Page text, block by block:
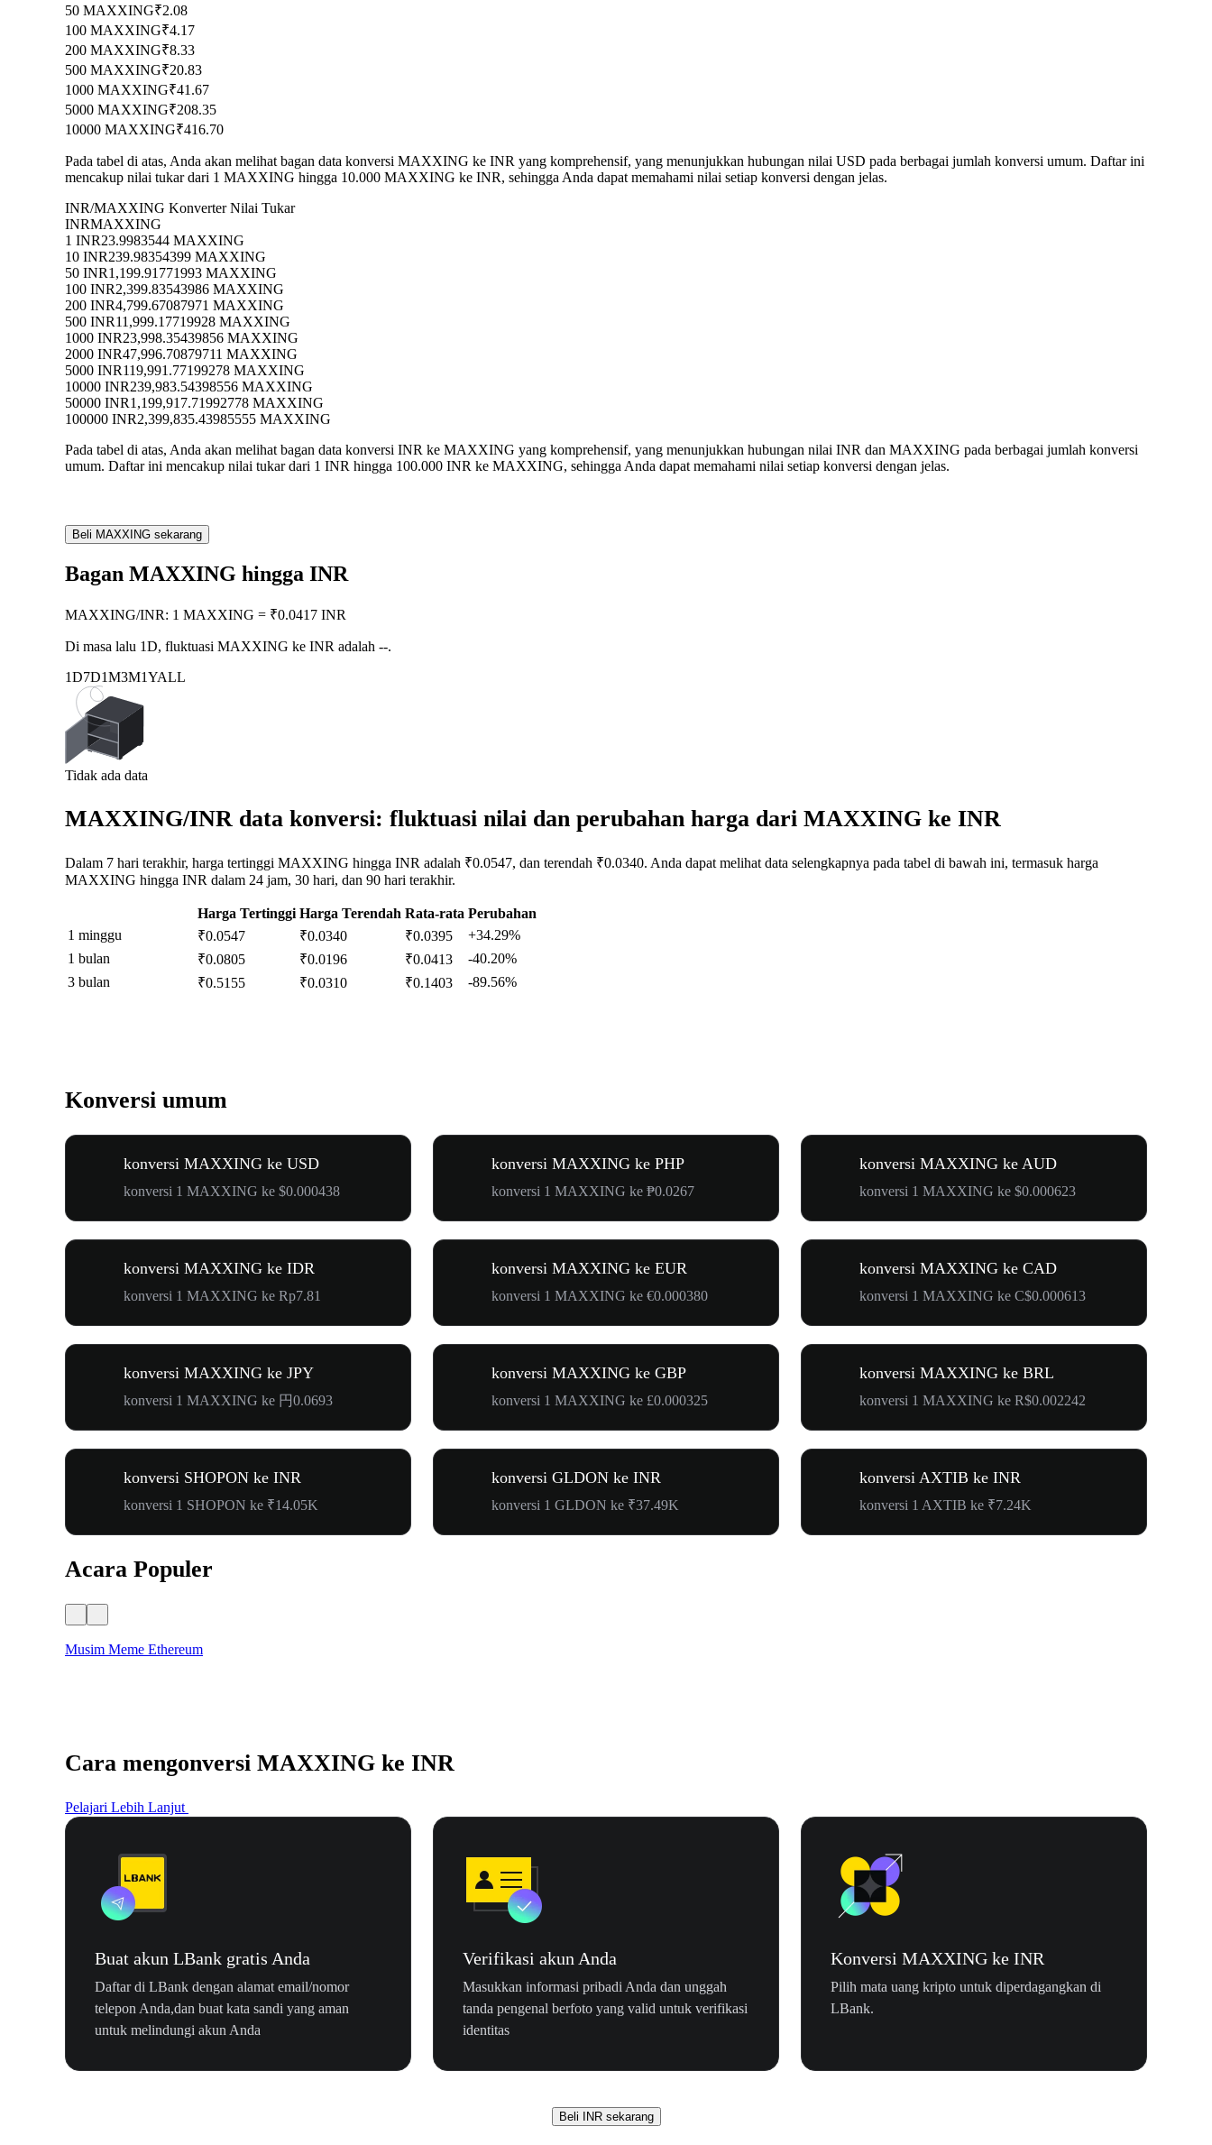
50 MAXXING₹2.08
100 MAXXING₹4.17
200 MAXXING₹8.33
500 MAXXING₹20.83
1000 MAXXING₹41.67
5000 MAXXING₹208.35
10000 MAXXING₹416.70
Pada tabel di atas, Anda akan melihat bagan data konversi MAXXING ke INR yang komprehensif, yang menunjukkan hubungan nilai USD pada berbagai jumlah konversi umum. Daftar ini
mencakup nilai tukar dari 1 MAXXING hingga 10.000 MAXXING ke INR, sehingga Anda dapat memahami nilai setiap konversi dengan jelas.
INR/MAXXING Konverter Nilai Tukar
INRMAXXING
1 INR23.9983544 MAXXING
10 INR239.98354399 MAXXING
50 INR1,199.91771993 MAXXING
100 INR2,399.83543986 MAXXING
200 INR4,799.67087971 MAXXING
500 INR11,999.17719928 MAXXING
1000 INR23,998.35439856 MAXXING
2000 INR47,996.70879711 MAXXING
5000 INR119,991.77199278 MAXXING
10000 INR239,983.54398556 MAXXING
50000 INR1,199,917.71992778 MAXXING
100000 INR2,399,835.43985555 MAXXING
Pada tabel di atas, Anda akan melihat bagan data konversi INR ke MAXXING yang komprehensif, yang menunjukkan hubungan nilai INR dan MAXXING pada berbagai jumlah konversi
umum. Daftar ini mencakup nilai tukar dari 1 INR hingga 100.000 INR ke MAXXING, sehingga Anda dapat memahami nilai setiap konversi dengan jelas.
Beli MAXXING sekarang
Bagan MAXXING hingga INR
MAXXING/INR: 1 MAXXING = ₹0.0417 INR
Di masa lalu 1D, fluktuasi MAXXING ke INR adalah --.
1D7D1M3M1YALL
Tidak ada data
MAXXING/INR data konversi: fluktuasi nilai dan perubahan harga dari MAXXING ke INR
Dalam 7 hari terakhir, harga tertinggi MAXXING hingga INR adalah ₹0.0547, dan terendah ₹0.0340. Anda dapat melihat data selengkapnya pada tabel di bawah ini, termasuk harga
MAXXING hingga INR dalam 24 jam, 30 hari, dan 90 hari terakhir.
Harga Tertinggi Harga Terendah Rata-rata Perubahan
1 minggu
₹0.0547 ₹0.0340 ₹0.0395
+34.29%
1 bulan
₹0.0805 ₹0.0196 ₹0.0413
-40.20%
3 bulan
₹0.5155 ₹0.0310 ₹0.1403 -89.56%
Konversi umum
konversi MAXXING ke USD
konversi 1 MAXXING ke $0.000438
konversi MAXXING ke PHP
konversi 1 MAXXING ke ₱0.0267
konversi MAXXING ke AUD
konversi 1 MAXXING ke $0.000623
konversi MAXXING ke IDR
konversi 1 MAXXING ke Rp7.81
konversi MAXXING ke EUR
konversi 1 MAXXING ke €0.000380
konversi MAXXING ke CAD
konversi 1 MAXXING ke C$0.000613
konversi MAXXING ke JPY
konversi 1 MAXXING ke 円0.0693
konversi MAXXING ke GBP
konversi 1 MAXXING ke £0.000325
konversi MAXXING ke BRL
konversi 1 MAXXING ke R$0.002242
konversi SHOPON ke INR
konversi 1 SHOPON ke ₹14.05K
konversi GLDON ke INR
konversi 1 GLDON ke ₹37.49K
konversi AXTIB ke INR
konversi 1 AXTIB ke ₹7.24K
Acara Populer
Musim Meme Ethereum
Cara mengonversi MAXXING ke INR
Pelajari Lebih Lanjut
Buat akun LBank gratis Anda
Daftar di LBank dengan alamat email/nomor
telepon Anda,dan buat kata sandi yang aman
untuk melindungi akun Anda
Verifikasi akun Anda
Masukkan informasi pribadi Anda dan unggah
tanda pengenal berfoto yang valid untuk verifikasi
identitas
Konversi MAXXING ke INR
Pilih mata uang kripto untuk diperdagangkan di
LBank.
Beli INR sekarang